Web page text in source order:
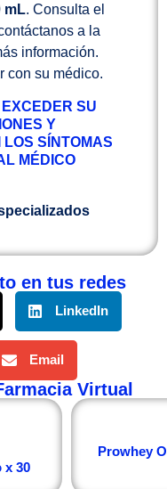
mL. Consulta el
a la
información.
con su médico.
SU
Y
SÍNTOMAS
MÉDICO
en tus redes
LinkedIn
Email
Virtual
x 30
Prowhey